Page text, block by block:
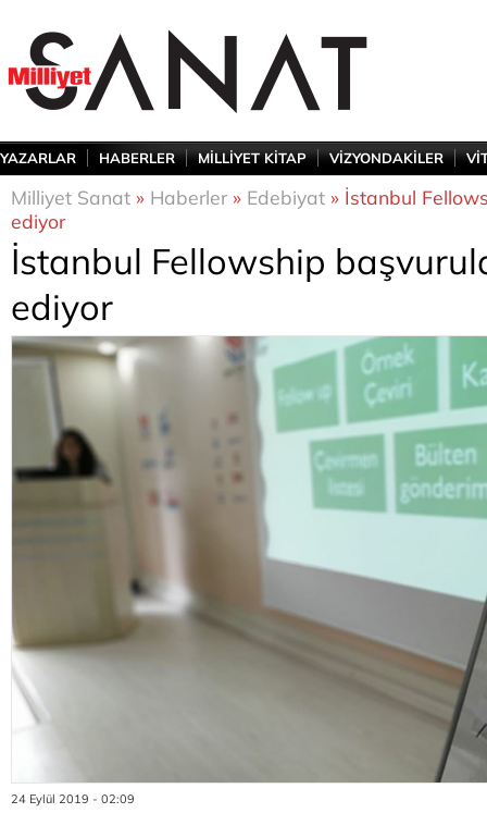
YAZARLAR HABERLER MİLLİYET KİTAP VİZYONDAKİLER
Milliyet Sanat » Haberler» Edebiyat » İstanbul
ediyor
İstanbul Fellowship
ediyor
24 Eylül 2019 - 02:09